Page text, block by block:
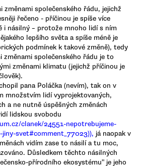
společenského řádu, jejichž
řečeno - příčinou je spíše více
i násilný – protože mnoho lidí s ním
lepšího světa a spíše méně je
podmínek k takové změně), tedy
společenského řádu je to
změnami klimatu (jejichž příčinou je
pana Poláčka (nevím), tak on v
množstvím lidí vyprojektovaných,
a ne nutně úspěšných změnách
lidskou svobodu
clanek/24551-nepotrebujeme-
svet#comment_77023)), já naopak v
vidím zase to násilí a tu moc,
Důsledkem těchto násilných
přírodního ekosystému" je jeho